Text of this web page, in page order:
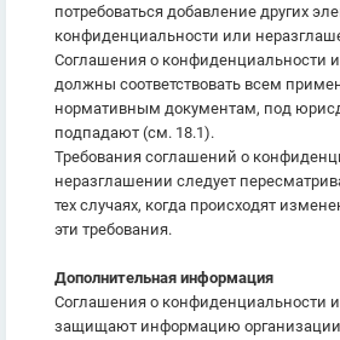
потребоваться добавление других
конфиденциальности или
Соглашения о конфиденциальности
должны соответствовать всем
нормативным документам, под
подпадают (см. 18.1).
Требования соглашений о
неразглашении следует
тех случаях, когда происходят
эти требования.
Дополнительная информация
Соглашения о конфиденциальности
защищают информацию